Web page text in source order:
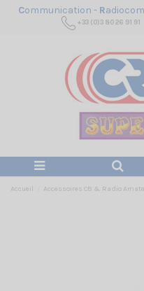
Communication - R
+33 (0)3 80 26 91 91
Accueil Accessoires CB & Radio